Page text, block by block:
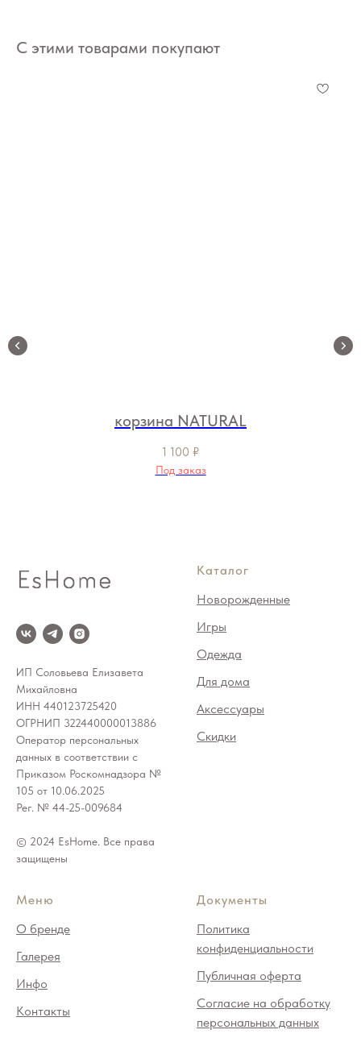
С этими товарами покупают
корзина NATURAL
1 100 ₽
Под заказ
ИП Соловьева Елизавета
Михайловна
ИНН 440123725420
ОГРНИП 322440000013886
Оператор персональных
данных в соответствии с
Приказом Роскомнадзора №
105 от 10.06.2025
Рег. № 44-25-009684
© 2024 EsHome. Все права
защищены
Каталог
Новорожденные
Игры
Одежда
Для дома
Аксессуары
Скидки
Меню
О бренде
Галерея
Инфо
Контакты
Документы
Политика
конфиденциальности
Публичная оферта
Согласие на обработку
персональных данных